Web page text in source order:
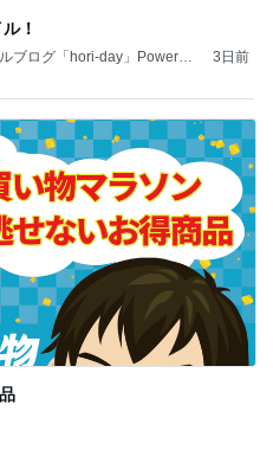
！
ブログ「hori-day」Powered
3日前